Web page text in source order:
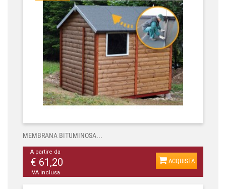
MEMBRANA BITUMINOSA...
A partire da
€ 61,20
IVA inclusa
ACQUISTA